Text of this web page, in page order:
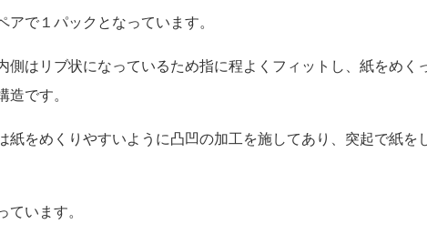
ます。
側はリブ状になっているため指に程よくフィットし、紙をめくっ